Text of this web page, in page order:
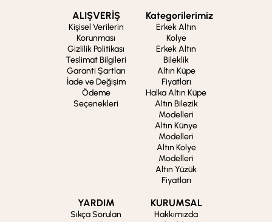
ALIŞVERİŞ
Kişisel Verilerin
Korunması
Gizlilik Politikası
Teslimat Bilgileri
Garanti Şartları
İade ve Değişim
Ödeme
Seçenekleri
Kategorilerimiz
Erkek Altın
Kolye
Erkek Altın
Bileklik
Altın Küpe
Fiyatları
Halka Altın Küpe
Altın Bilezik
Modelleri
Altın Künye
Modelleri
Altın Kolye
Modelleri
Altın Yüzük
Fiyatları
YARDIM
Sıkça Sorulan
KURUMSAL
Hakkımızda